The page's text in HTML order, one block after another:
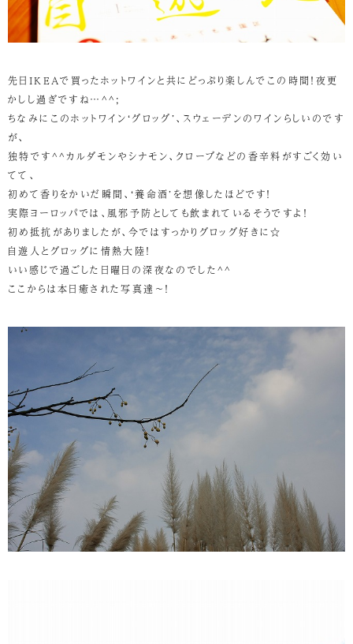
先日IKEAで買ったホットワインと共にどっぷり楽しんでこの時間！夜更
かしし過ぎですね…^^;
ちなみにこのホットワイン‘グロッグ’、スウェーデンのワインらしいのです
が、
独特です^^カルダモンやシナモン、クローブなどの香辛料がすごく効い
てて、
初めて香りをかいだ瞬間、‘養命酒’を想像したほどです！
実際ヨーロッパでは、風邪予防としても飲まれているそうですよ！
初め抵抗がありましたが、今ではすっかりグロッグ好きに☆
自遊人とグロッグに情熱大陸！
いい感じで過ごした日曜日の深夜なのでした^^
ここからは本日癒された写真達～！